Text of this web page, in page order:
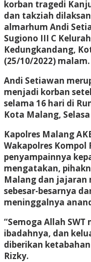
korban tragedi
dan takziah
almarhum Andi
Sugiono III C
Kedungkandang,
(25/10/2022) malam.
Andi Setiawan
menjadi korban
selama 16 hari di
Kota Malang,
Kapolres Malang
Wakapolres Kompol
penyampainnya
mengatakan,
Malang dan jajaran
sebesar-besarnya
meninggalnya
“Semoga Allah
ibadahnya, dan
diberikan
Rizky.